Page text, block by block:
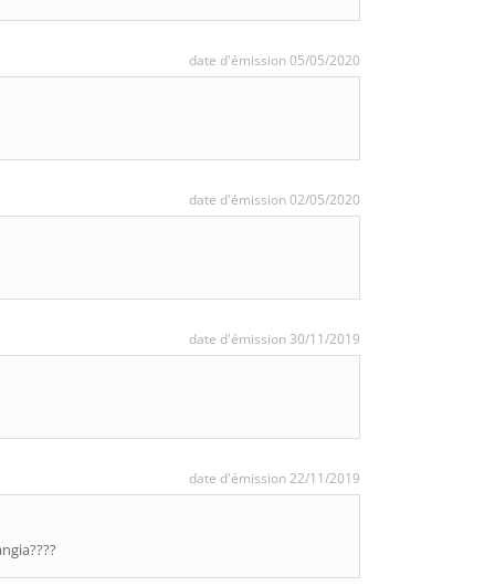
date d'émission 05/05/2020
date d'émission 02/05/2020
date d'émission 30/11/2019
date d'émission 22/11/2019